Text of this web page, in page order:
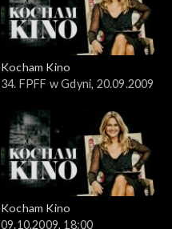
Kocham Kino
34. FPFF w Gdyni, 20.09.2009
Kocham Kino
09.10.2009, 18:00